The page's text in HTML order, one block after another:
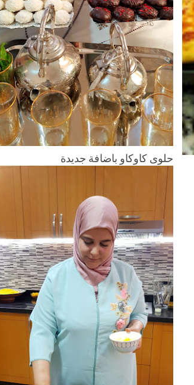
حلوى كاوكاو باضافة جديدة